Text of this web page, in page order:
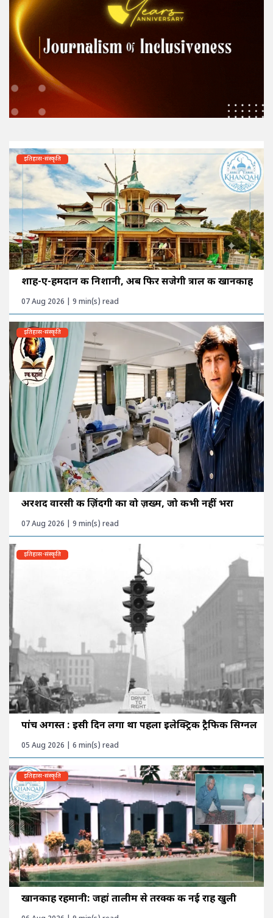
इतिहास-संस्कृति
शाह-ए-हमदान की निशानी, अब फिर सजेगी त्राल की खानकाह
07 Aug 2026 | 9 min(s) read
इतिहास-संस्कृति
अरशद वारसी की ज़िंदगी का वो ज़ख्म, जो कभी नहीं भरा
07 Aug 2026 | 9 min(s) read
इतिहास-संस्कृति
पांच अगस्त : इसी दिन लगा था पहला इलेक्ट्रिक ट्रैफिक सिग्नल
05 Aug 2026 | 6 min(s) read
इतिहास-संस्कृति
खानकाह रहमानी: जहां तालीम से तरक्की की नई राह खुली